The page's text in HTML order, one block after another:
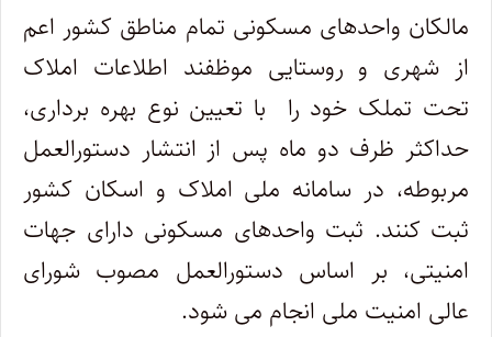
مالکان واحدهای مسکونی تمام مناطق کشور اعم
از شهری و روستایی موظفند اطلاعات املاک
تحت تملک خود را با تعیین نوع بهره برداری،
حداکثر ظرف دو ماه پس از انتشار دستورالعمل
مربوطه، در سامانه ملی املاک و اسکان کشور
ثبت کنند. ثبت واحدهای مسکونی دارای جهات
امنیتی، بر اساس دستورالعمل مصوب شورای
عالی امنیت ملی انجام می شود.